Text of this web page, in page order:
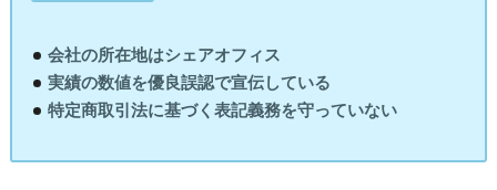
会社の所在地はシェアオフィス
実績の数値を優良誤認で宣伝している
特定商取引法に基づく表記義務を守っていない